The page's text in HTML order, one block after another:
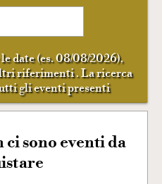
date (es. 08/08/2026),
riferimenti . La ricerca
gli eventi presenti
sono eventi da